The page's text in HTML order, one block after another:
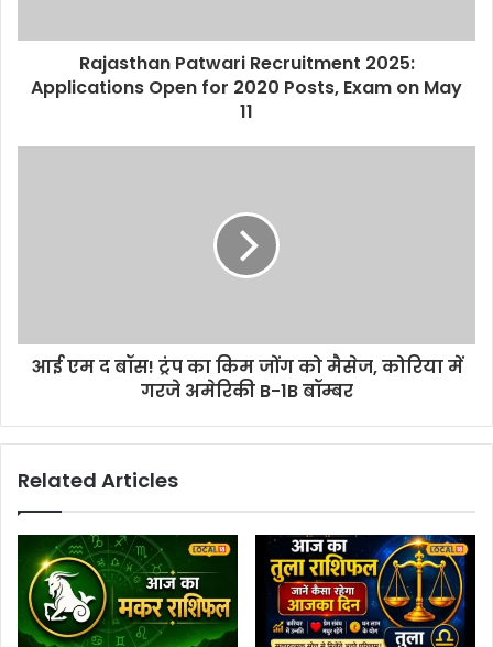
Rajasthan Patwari Recruitment 2025:
Applications Open for 2020 Posts, Exam on May
11
आई एम द बॉस! ट्रंप का किम जोंग को मैसेज, कोरिया में
गरजे अमेरिकी B-1B बॉम्बर
Related Articles